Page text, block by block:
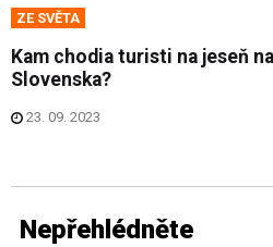
ZE SVĚTA
Kam chodia turisti na jeseň
Slovenska?
23. 09. 2023
Nepřehlédněte